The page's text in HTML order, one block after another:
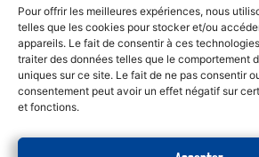
Pour offrir les meilleures expériences, nous
telles que les cookies pour stocker et/ou
appareils. Le fait de consentir à ces
traiter des données telles que le comportement
uniques sur ce site. Le fait de ne pas consentir
consentement peut avoir un effet négatif sur
et fonctions.